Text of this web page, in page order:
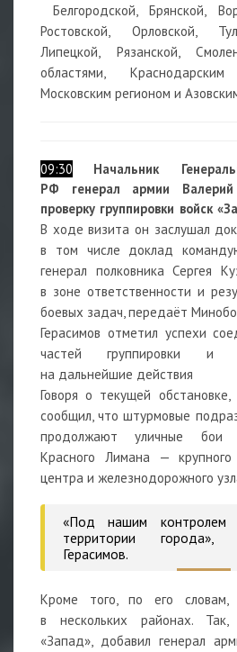
Белгородской, Брянской,
Ростовской, Орловской,
Липецкой, Рязанской,
областями,
Московским регионом и
09:30
Начальник
РФ генерал армии Валерий
проверку группировки войск
В ходе визита он заслушал
в том числе доклад
генерал полковника Сергея
в зоне ответственности и
боевых задач, передаёт
Герасимов отметил успехи
частей группировки и
на дальнейшие действия
Говоря о текущей обстановке,
сообщил, что штурмовые
продолжают уличные бои
Красного Лимана — крупного
центра и железнодорожного
«Под нашим контролем
территории города»,
Герасимов.
Кроме того, по его словам,
в нескольких районах. Так,
«Запад», добавил генерал